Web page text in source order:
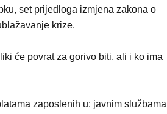
set prijedloga izmjena zakona o
krize.
će povrat za gorivo biti, ali i ko ima
zaposlenih u: javnim službama